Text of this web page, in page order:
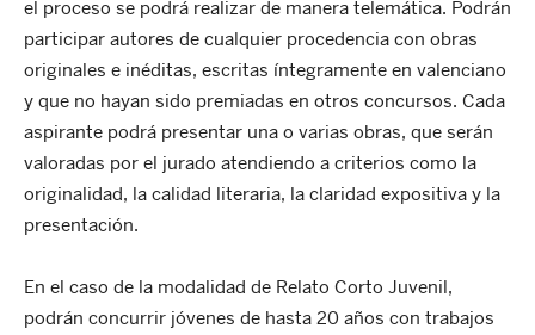
el proceso se podrá realizar de manera telemática. Podrán
participar autores de cualquier procedencia con obras
originales e inéditas, escritas íntegramente en valenciano
y que no hayan sido premiadas en otros concursos. Cada
aspirante podrá presentar una o varias obras, que serán
valoradas por el jurado atendiendo a criterios como la
originalidad, la calidad literaria, la claridad expositiva y la
presentación.
En el caso de la modalidad de Relato Corto Juvenil,
podrán concurrir jóvenes de hasta 20 años con trabajos